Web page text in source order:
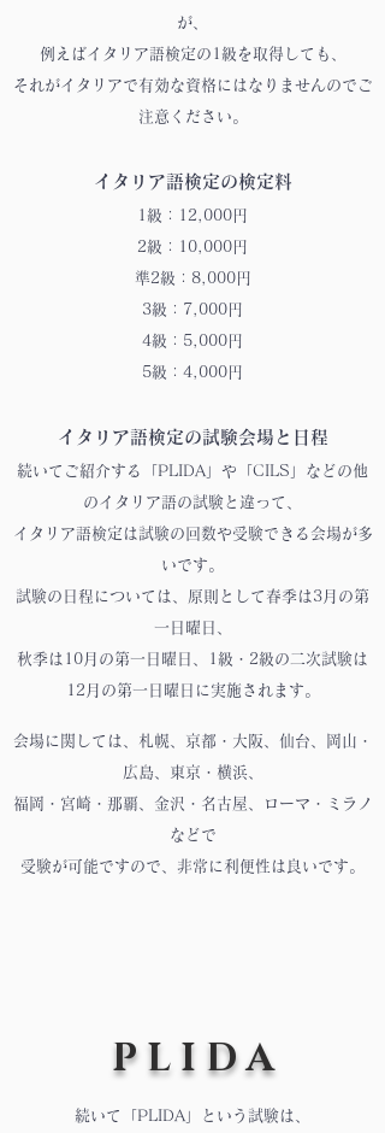
が、
例えばイタリア語検定の1級を取得しても、
それがイタリアで有効な資格にはなりませんのでご
注意ください。
イタリア語検定の検定料
1級：12,000円
2級：10,000円
準2級：8,000円
3級：7,000円
4級：5,000円
5級：4,000円
イタリア語検定の試験会場と日程
続いてご紹介する「PLIDA」や「CILS」などの他
のイタリア語の試験と違って、
イタリア語検定は試験の回数や受験できる会場が多
いです。
試験の日程については、原則として春季は3月の第
一日曜日、
秋季は10月の第一日曜日、1級・2級の二次試験は
12月の第一日曜日に実施されます。
会場に関しては、札幌、京都・大阪、仙台、岡山・
広島、東京・横浜、
福岡・宮崎・那覇、金沢・名古屋、ローマ・ミラノ
などで
受験が可能ですので、非常に利便性は良いです。
P L I D A
続いて「PLIDA 」という試験は、